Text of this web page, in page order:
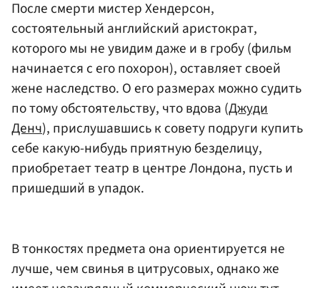
После смерти мистер Хендерсон,
состоятельный английский аристократ,
которого мы не увидим даже и в гробу (фильм
начинается с его похорон), оставляет своей
жене наследство. О его размерах можно судить
по тому обстоятельству, что вдова (Джуди
Денч), прислушавшись к совету подруги купить
себе какую-нибудь приятную безделицу,
приобретает театр в центре Лондона, пусть и
пришедший в упадок.
В тонкостях предмета она ориентируется не
лучше, чем свинья в цитрусовых, однако же